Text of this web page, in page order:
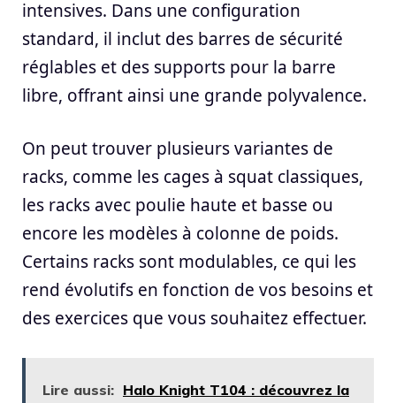
intensives. Dans une configuration
standard, il inclut des barres de sécurité
réglables et des supports pour la barre
libre, offrant ainsi une grande polyvalence.
On peut trouver plusieurs variantes de
racks, comme les cages à squat classiques,
les racks avec poulie haute et basse ou
encore les modèles à colonne de poids.
Certains racks sont modulables, ce qui les
rend évolutifs en fonction de vos besoins et
des exercices que vous souhaitez effectuer.
Lire aussi: Halo Knight T104 : découvrez la